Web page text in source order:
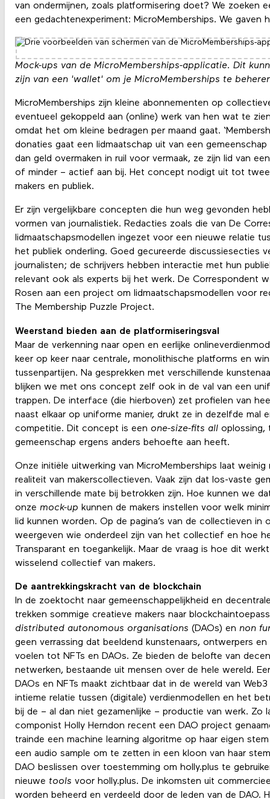
van ondermijnen, zoals platformisering doet? We zoeken
een gedachtenexperiment: MicroMemberships. We gaven
Mock-ups van de MicroMemberships-applicatie. Dit
zijn van een 'wallet' om je MicroMemberships te
MicroMemberships zijn kleine abonnementen op
eventueel gekoppeld aan (online) werk van hen wat te
omdat het om kleine bedragen per maand gaat.
donaties gaat een lidmaatschap uit van een
dan geld overmaken in ruil voor vermaak, ze zijn lid van
of minder – actief aan bij. Het concept nodigt uit tot
makers en publiek.
Er zijn vergelijkbare concepten die hun weg gevonden
vormen van journalistiek. Redacties zoals die van De
lidmaatschapsmodellen ingezet voor een nieuwe relatie
het publiek onderling. Goed gecureerde discussiesecties
journalisten; de schrijvers hebben interactie met hun
relevant ook als experts bij het werk. De Correspondent
Rosen aan een project om lidmaatschapsmodellen voor
The Membership Puzzle Project.
Weerstand bieden aan de platformiseringsval
Maar de verkenning naar open en eerlijke
keer op keer naar centrale, monolithische platforms en
tussenpartijen. Na gesprekken met verschillende
blijken we met ons concept zelf ook in de val van een
trappen. De interface (die hierboven) zet profielen van
naast elkaar op uniforme manier, drukt ze in dezelfde mal
competitie. Dit concept is een one-size-fits all oplossing,
gemeenschap ergens anders behoefte aan heeft.
Onze initiële uitwerking van MicroMemberships laat
realiteit van makerscollectieven. Vaak zijn dat los-vaste
in verschillende mate bij betrokken zijn. Hoe kunnen we
onze mock-up kunnen de makers instellen voor welk
lid kunnen worden. Op de pagina’s van de collectieven in
weergeven wie onderdeel zijn van het collectief en hoe
Transparant en toegankelijk. Maar de vraag is hoe dit
wisselend collectief van makers.
De aantrekkingskracht van de blockchain
In de zoektocht naar gemeenschappelijkheid en
trekken sommige creatieve makers naar
distributed autonomous organisations (DAOs) en non
geen verrassing dat beeldend kunstenaars, ontwerpers
voelen tot NFTs en DAOs. Ze bieden de belofte van
netwerken, bestaande uit mensen over de hele wereld.
DAOs en NFTs maakt zichtbaar dat in de wereld van
intieme relatie tussen (digitale) verdienmodellen en het
bij de – al dan niet gezamenlijke – productie van werk. Zo
componist Holly Herndon recent een DAO project
trainde een machine learning algoritme op haar eigen
een audio sample om te zetten in een kloon van haar
DAO beslissen over toestemming om holly.plus te
nieuwe tools voor holly.plus. De inkomsten uit
worden beheerd en verdeeld door de leden van de DAO.